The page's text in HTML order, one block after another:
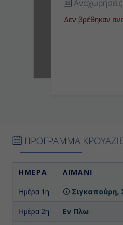
Αναχωρήσεις:
Δεν βρέθηκαν
ΠΡΟΓΡΑΜΜΑ
ΗΜΕΡΑ ΛΙΜΑΝΙ
Ημέρα 1η Σιγκαπούρη,
Ημέρα 2η Εν Πλω